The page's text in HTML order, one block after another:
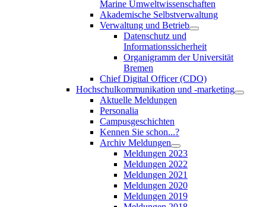
Marine Umweltwissenschaften
Akademische Selbstverwaltung
Verwaltung und Betrieb
Datenschutz und
Informationssicherheit
Organigramm der Universität
Bremen
Chief Digital Officer (CDO)
Hochschulkommunikation und -marketing
Aktuelle Meldungen
Personalia
Campusgeschichten
Kennen Sie schon...?
Archiv Meldungen
Meldungen 2023
Meldungen 2022
Meldungen 2021
Meldungen 2020
Meldungen 2019